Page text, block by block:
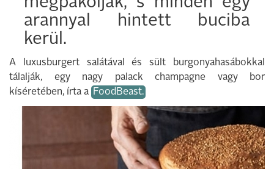
arannyal hintett buciba
kerül.
A luxusburgert salátával és sült burgonyahasábokkal
tálalják, egy nagy palack champagne vagy bor
kíséretében, írta a FoodBeast.